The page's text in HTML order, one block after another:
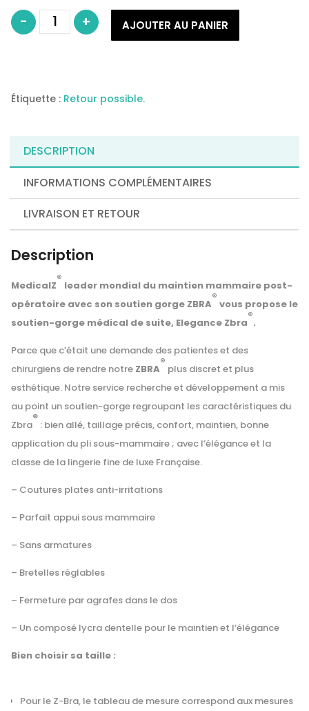
- quantité
Médical
(EZ001)
+ AJOUTER AU PANIER
Étiquette : Retour possible.
DESCRIPTION
INFORMATIONS COMPLÉMENTAIRES
LIVRAISON ET RETOUR
Description
MedicalZ
®
leader mondial du maintien mammaire post-
opératoire avec son soutien gorge ZBRA
®
vous propose le
soutien-gorge médical de suite, Elegance Zbra
®
.
Parce que c’était une demande des patientes et des
chirurgiens de rendre notre ZBRA
®
plus discret et plus
esthétique. Notre service recherche et développement a mis
au point un soutien-gorge regroupant les caractéristiques du
Zbra
®
: bien allé, taillage précis, confort, maintien, bonne
application du pli sous-mammaire ; avec l’élégance et la
classe de la lingerie fine de luxe Française.
– Coutures plates anti-irritations
– Parfait appui sous mammaire
– Sans armatures
– Bretelles réglables
– Fermeture par agrafes dans le dos
– Un composé lycra dentelle pour le maintien et l’élégance
Bien choisir sa taille :
Pour le Z-Bra, le tableau de mesure correspond aux mesures